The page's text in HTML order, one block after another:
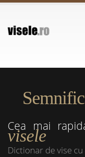
Cea mai
visele
Dictionar de vise